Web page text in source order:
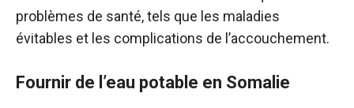
problèmes de santé, tels que les maladies
évitables et les complications de l’accouchement.
Fournir de l’eau potable en Somalie